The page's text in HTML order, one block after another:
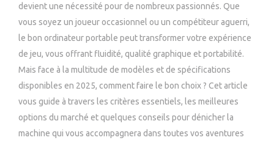
devient une nécessité pour de nombreux passionnés. Que
vous soyez un joueur occasionnel ou un compétiteur aguerri,
le bon ordinateur portable peut transformer votre expérience
de jeu, vous offrant fluidité, qualité graphique et portabilité.
Mais face à la multitude de modèles et de spécifications
disponibles en 2025, comment faire le bon choix ? Cet article
vous guide à travers les critères essentiels, les meilleures
options du marché et quelques conseils pour dénicher la
machine qui vous accompagnera dans toutes vos aventures